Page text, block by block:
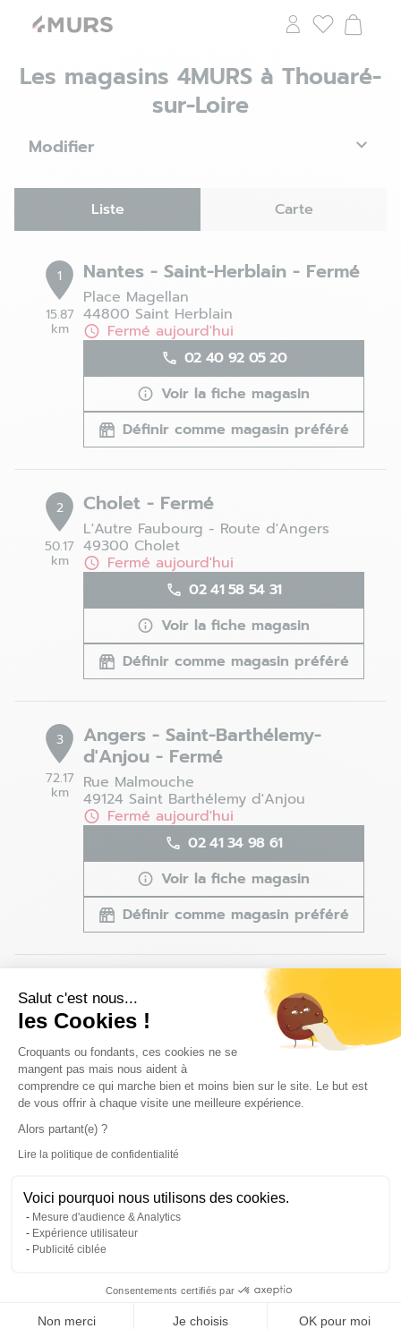
Salut c'est nous...
les Cookies !
Plateforme de Gestion du
Croquants ou fondants, ces cookies ne se
mangent pas mais nous aident à
comprendre ce qui marche bien et moins bien sur le site. Le but est
de vous offrir à chaque visite une meilleure expérience.
Alors partant(e) ?
Lire la politique de confidentialité
Voici pourquoi nous utilisons des cookies.
Mesure d'audience & Analytics
Expérience utilisateur
Publicité ciblée
Consentements certifiés par
Non merci Je choisis OK pour moi
Axeptio consent
Les magasins 4MURS à Thouaré-
sur-Loire
Modifier
Liste Carte
1
15.87
km
Nantes - Saint-Herblain - Fermé
Place Magellan
44800 Saint Herblain
Fermé aujourd'hui
02 40 92 05 20
Voir la fiche magasin
Définir comme magasin préféré
2
50.17
km
Cholet - Fermé
L'Autre Faubourg - Route d'Angers
49300 Cholet
Fermé aujourd'hui
02 41 58 54 31
Voir la fiche magasin
Définir comme magasin préféré
3
72.17
km
Angers - Saint-Barthélemy-
d'Anjou - Fermé
Rue Malmouche
49124 Saint Barthélemy d'Anjou
Fermé aujourd'hui
02 41 34 98 61
Voir la fiche magasin
Définir comme magasin préféré
4
91.32
km
Rennes - Chantepie - Fermé
ZAC de la Pierre Blanche
35135 Chantepie
Fermé aujourd'hui
02 99 42 23 15
Voir la fiche magasin
Définir comme magasin préféré
5 Laval - Saint-Berthevin - Fermé
Boulevard Louis Armand